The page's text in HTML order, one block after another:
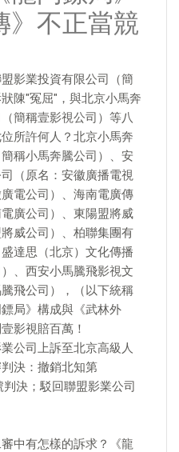
》不正當競
影業投資有限公司（簡
陳"冤屈"，與北京小馬奔
簡稱壹影視公司）等八
所許何人？北京小馬奔
稱小馬奔騰公司）、安
（原名：安徽廣播電視
電公司）、海南電廣傳
廣公司）、東陽盟將威
威公司）、柏聯集團有
達思（北京）文化傳播
、西安小馬騰飛影視文
飛公司），（以下統稱
局》構成與《武林外
影視賠百萬！
公司上訴至北京高級人
決：撤銷北知第
判決；駁回聯盟影業公司
中有怎樣的訴求？《龍